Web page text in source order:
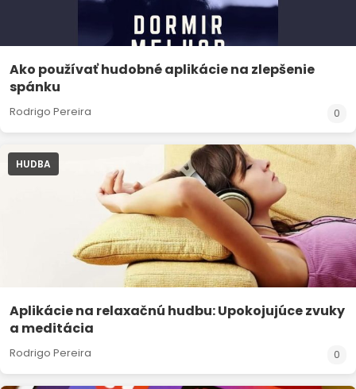
Ako používať hudobné aplikácie na zlepšenie
spánku
Rodrigo Pereira 0
HUDBA
Aplikácie na relaxačnú hudbu: Upokojujúce zvuky
a meditácia
Rodrigo Pereira 0